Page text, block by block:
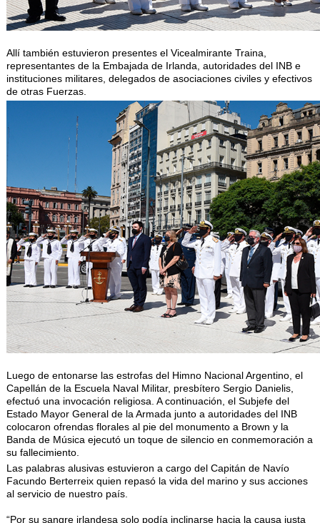
Allí también estuvieron presentes el Vicealmirante Traina,
representantes de la Embajada de Irlanda, autoridades del INB e
instituciones militares, delegados de asociaciones civiles y efectivos
de otras Fuerzas.
Luego de entonarse las estrofas del Himno Nacional Argentino, el
Capellán de la Escuela Naval Militar, presbítero Sergio Danielis,
efectuó una invocación religiosa. A continuación, el Subjefe del
Estado Mayor General de la Armada junto a autoridades del INB
colocaron ofrendas florales al pie del monumento a Brown y la
Banda de Música ejecutó un toque de silencio en conmemoración a
su fallecimiento.
Las palabras alusivas estuvieron a cargo del Capitán de Navío
Facundo Berterreix quien repasó la vida del marino y sus acciones
al servicio de nuestro país.
“Por su sangre irlandesa solo podía inclinarse hacia la causa justa